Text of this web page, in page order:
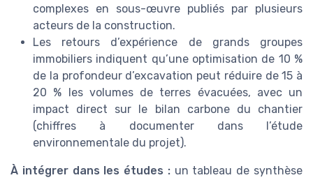
complexes en sous-œuvre publiés par plusieurs
acteurs de la construction.
Les retours d’expérience de grands groupes
immobiliers indiquent qu’une optimisation de 10 %
de la profondeur d’excavation peut réduire de 15 à
20 % les volumes de terres évacuées, avec un
impact direct sur le bilan carbone du chantier
(chiffres à documenter dans l’étude
environnementale du projet).
À intégrer dans les études :un tableau de synthèse